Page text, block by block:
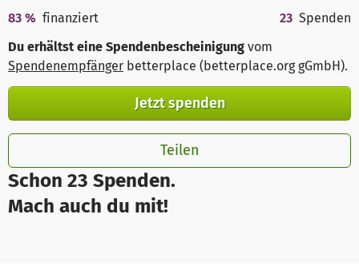
Schon 23 Spenden.
Mach auch du mit!
83 % finanziert 23 Spenden
Du erhältst eine Spendenbescheinigung vom
Spendenempfänger betterplace (betterplace.org gGmbH).
Jetzt spenden
Teilen